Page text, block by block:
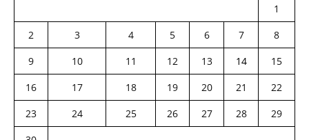
1
2
3 4 5 6 7
8
9
10 11 12 13 14
15
16
17 18 19 20 21
22
23
24 25 26 27 28
29